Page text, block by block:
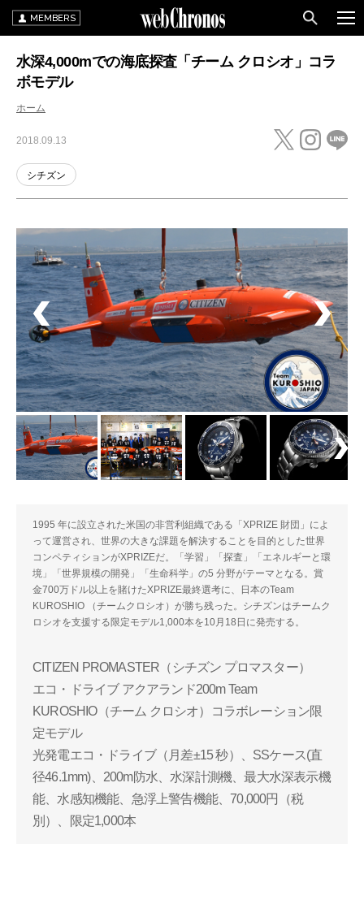
MEMBERS
水深4,000mでの海底探査「チーム クロシオ」コラ
ボモデル
ホーム
2018.09.13
シチズン
1995 年に設立された米国の非営利組織である「XPRIZE 財団」によ
って運営され、世界の大きな課題を解決することを目的とした世界
コンペティションがXPRIZEだ。「学習」「探査」「エネルギーと環
境」「世界規模の開発」「生命科学」の5 分野がテーマとなる。賞
金700万ドル以上を賭けたXPRIZE最終選考に、日本のTeam
KUROSHIO （チームクロシオ）が勝ち残った。シチズンはチームク
ロシオを支援する限定モデル1,000本を10月18日に発売する。
CITIZEN PROMASTER（シチズン プロマスター）
エコ・ドライブ アクアランド200m Team
KUROSHIO（チーム クロシオ）コラボレーション限
定モデル
光発電エコ・ドライブ（月差±15 秒）、SSケース(直
径46.1mm)、200m防水、水深計測機、最大水深表示機
能、水感知機能、急浮上警告機能、70,000円（税
別）、限定1,000本